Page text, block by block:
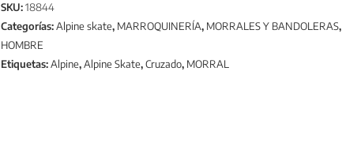
SKU:18844
Categorías:Alpine skate, MARROQUINERÍA, MORRALES Y BANDOLERAS,
HOMBRE
Etiquetas:Alpine,Alpine Skate,Cruzado, MORRAL